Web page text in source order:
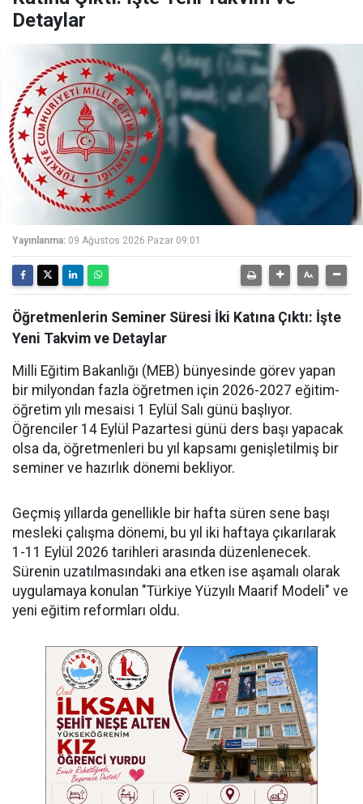
Detaylar
Yayınlanma: 09 Ağustos 2026 Pazar 09:01
Öğretmenlerin Seminer Süresi İki Katına Çıktı: İşte
Yeni Takvim ve Detaylar
Milli Eğitim Bakanlığı (MEB) bünyesinde görev yapan
bir milyondan fazla öğretmen için 2026-2027 eğitim-
öğretim yılı mesaisi 1 Eylül Salı günü başlıyor.
Öğrenciler 14 Eylül Pazartesi günü ders başı yapacak
olsa da, öğretmenleri bu yıl kapsamı genişletilmiş bir
seminer ve hazırlık dönemi bekliyor.
Geçmiş yıllarda genellikle bir hafta süren sene başı
mesleki çalışma dönemi, bu yıl iki haftaya çıkarılarak
1-11 Eylül 2026 tarihleri arasında düzenlenecek.
Sürenin uzatılmasındaki ana etken ise aşamalı olarak
uygulamaya konulan "Türkiye Yüzyılı Maarif Modeli" ve
yeni eğitim reformları oldu.